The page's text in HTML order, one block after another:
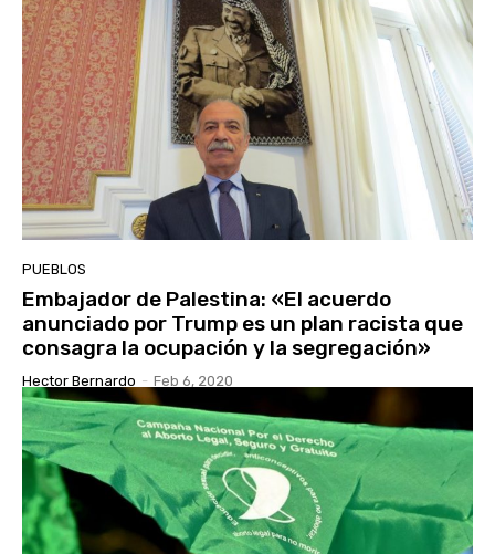
PUEBLOS
Embajador de Palestina: «El acuerdo
anunciado por Trump es un plan racista que
consagra la ocupación y la segregación»
Hector Bernardo - Feb 6, 2020